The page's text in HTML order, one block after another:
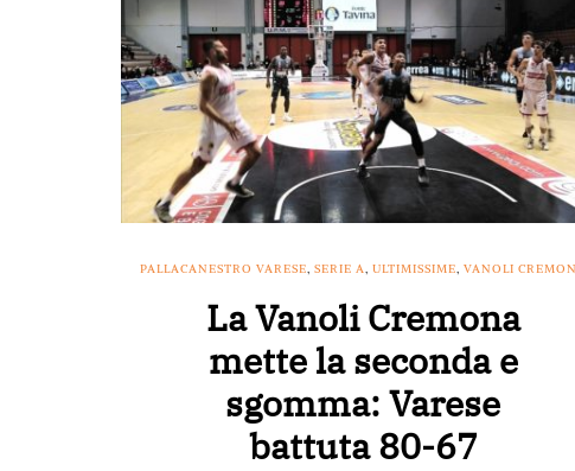
PALLACANESTRO VARESE, SERIE A, ULTIMISSIME, VANOLI
La Vanoli Cremona
mette la seconda e
sgomma: Varese
battuta 80-67